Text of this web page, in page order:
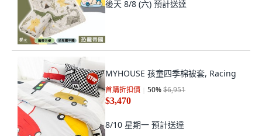
後天 8/8 (六) 預計送達
MYHOUSE 孩童四季棉被套, Racing
首購折扣價 50%$6,951
$3,470
8/10 星期一 預計送達